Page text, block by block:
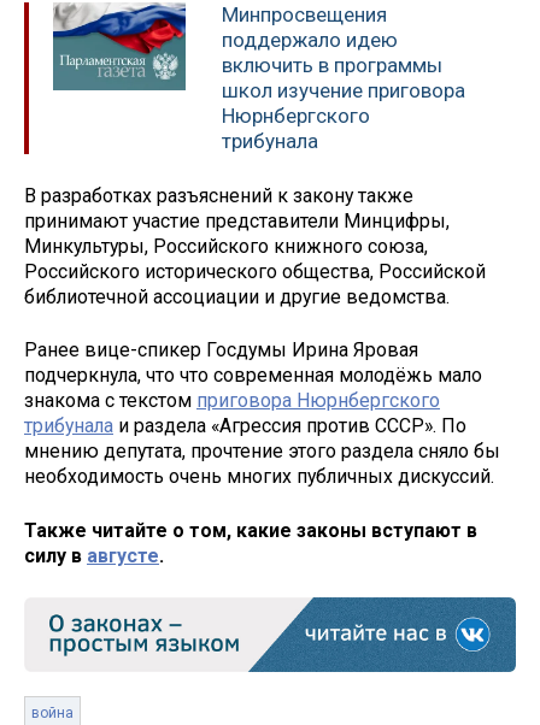
Минпросвещения
поддержало идею
включить в программы
школ изучение приговора
Нюрнбергского
трибунала
В разработках разъяснений к закону также
принимают участие представители Минцифры,
Минкультуры, Российского книжного союза,
Российского исторического общества, Российской
библиотечной ассоциации и другие ведомства.
Ранее вице-спикер Госдумы Ирина Яровая
подчеркнула, что что современная молодёжь мало
знакома с текстом приговора Нюрнбергского
трибунала и раздела «Агрессия против СССР». По
мнению депутата, прочтение этого раздела сняло бы
необходимость очень многих публичных дискуссий.
Также читайте о том, какие законы вступают в
силу в августе.
война